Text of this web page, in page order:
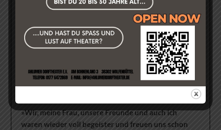
->Hier geht´s direkt zur Feedback-Seite!<-
Kleiner Auszug:
»Fussball u.Tütchen in Ordnung.«
Klaus-Dieter B. am 04.11.2025 über "Stirb schneller Liebling -
»Wir, meine Frau, unsere Freunde und auch ich
waren wieder voll begeister und freuen uns schon